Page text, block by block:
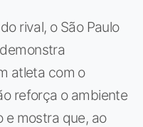
rival, o São Paulo
atleta com o
reforça o ambiente
e mostra que, ao